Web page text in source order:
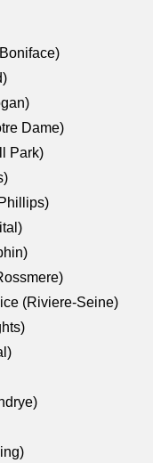
Dame)
Park)
(Riviere-Seine)